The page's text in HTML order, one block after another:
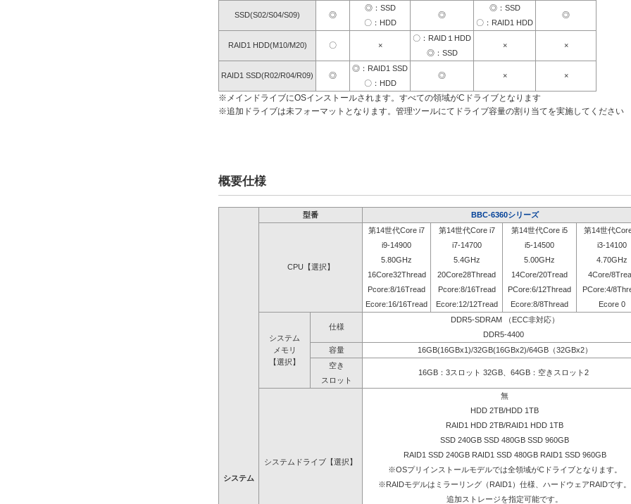
SSD(S02/S04/S09) ◎
◎：SSD
◎
◎：SSD
◎
〇：HDD
〇：RAID1 HDD
RAID1 HDD(M10/M20) 〇 ×
〇：RAID１HDD
×
×
◎：SSD
RAID1 SSD(R02/R04/R09) ◎
◎：RAID1 SSD
◎
×
×
〇：HDD
※メインドライブにOSインストールされます。すべての領域がCドライブとなります
※追加ドライブは未フォーマットとなります。管理ツールにてドライブ容量の割り当てを実施してください
概要仕様
システム
型番 BBC-6360シリーズ
CPU【選択】
第14世代Core i7 第14世代Core i7 第14世代Core i5
第14世代
i9-14900
i7-14700 i5-14500
i3-14100
5.80GHz
5.4GHz 5.00GHz
4.70GHz
16Core32Thread
20Core28Thread 14Core/20Tread
4Core/
Pcore:8/16Tread
Pcore:8/16Tread PCore:6/12Thread
PCore:4/
Ecore:16/16Tread
Ecore:12/12Tread Ecore:8/8Thread Ecore 0
システム
メモリ
【選択】
仕様
DDR5-SDRAM （ECC非対応）
DDR5-4400
容量
16GB(16GBx1)/32GB(16GBx2)/64GB（32GBx2）
空き
16GB：3スロット 32GB、64GB：空きスロット2
スロット
システムドライブ【選択】
無
HDD 2TB/HDD 1TB
RAID1 HDD 2TB/RAID1 HDD 1TB
SSD 240GB SSD 480GB SSD 960GB
RAID1 SSD 240GB RAID1 SSD 480GB RAID1 SSD 960GB
※OSプリインストールモデルでは全領域がCドライブとなります。
※RAIDモデルはミラーリング（RAID1）仕様、ハードウェアRAIDです。
追加ストレージを指定可能です。